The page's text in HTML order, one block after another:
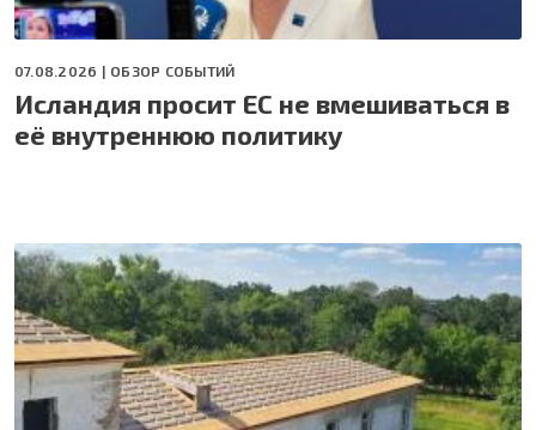
07.08.2026 | ОБЗОР СОБЫТИЙ
Исландия просит ЕС не вмешиваться в
её внутреннюю политику